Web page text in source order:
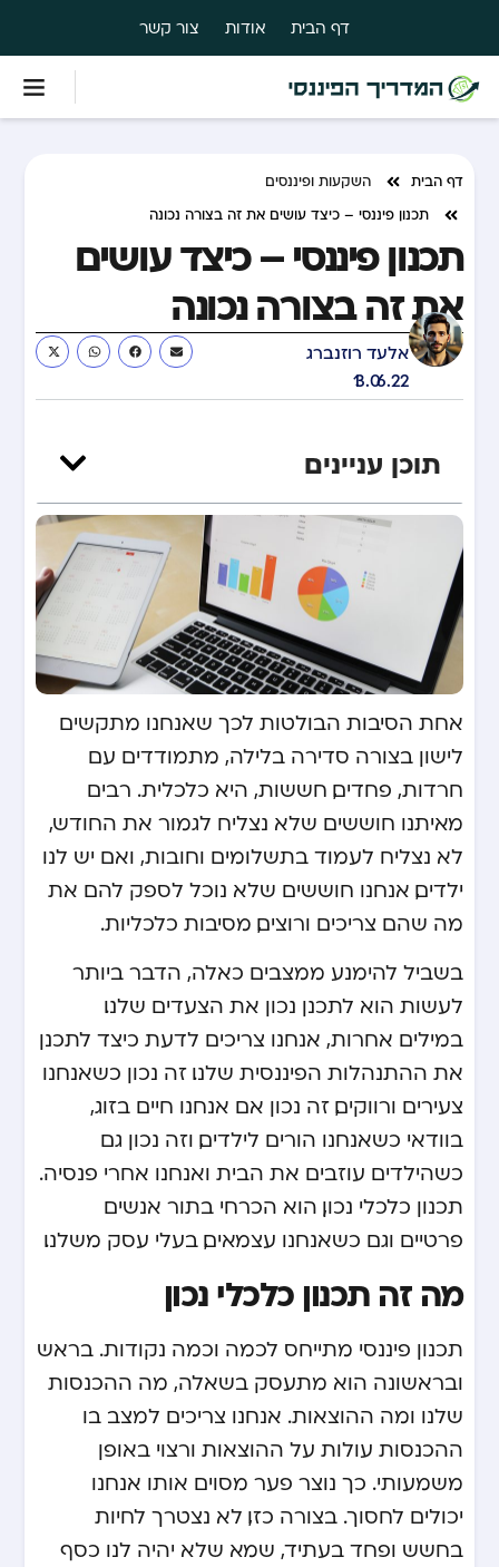
דף הבית אודות צור קשר
דף הבית
השקעות ופיננסים
תכנון פיננסי – כיצד עושים את זה בצורה נכונה
תכנון פיננסי – כיצד עושים
את זה בצורה נכונה
אלעד רוזנברג
13.06.22
תוכן עניינים
אחת הסיבות הבולטות לכך שאנחנו מתקשים
לישון בצורה סדירה בלילה, מתמודדים עם
חרדות, פחדים, חששות, היא כלכלית. רבים
מאיתנו חוששים שלא נצליח לגמור את החודש,
לא נצליח לעמוד בתשלומים וחובות, ואם יש לנו
ילדים, אנחנו חוששים שלא נוכל לספק להם את
מה שהם צריכים ורוצים, מסיבות כלכליות.
בשביל להימנע ממצבים כאלה, הדבר ביותר
לעשות הוא לתכנן נכון את הצעדים שלנו.
במילים אחרות, אנחנו צריכים לדעת כיצד לתכנן
את ההתנהלות הפיננסית שלנו. זה נכון כשאנחנו
צעירים ורווקים, זה נכון אם אנחנו חיים בזוג,
בוודאי כשאנחנו הורים לילדים, וזה נכון גם
כשהילדים עוזבים את הבית ואנחנו אחרי פנסיה.
תכנון כלכלי נכון, הוא הכרחי בתור אנשים
פרטיים וגם כשאנחנו עצמאים, בעלי עסק משלנו.
מה זה תכנון כלכלי נכון
תכנון פיננסי מתייחס לכמה וכמה נקודות. בראש
ובראשונה הוא מתעסק בשאלה, מה ההכנסות
שלנו ומה ההוצאות. אנחנו צריכים למצב בו
ההכנסות עולות על ההוצאות ורצוי באופן
משמעותי. כך נוצר פער מסוים אותו אנחנו
יכולים לחסוך. בצורה כזו, לא נצטרך לחיות
בחשש ופחד בעתיד, שמא שלא יהיה לנו כסף